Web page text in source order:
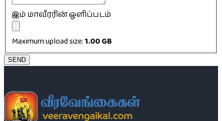
இம் மாவீரரின் ஒளிப்படம்
Maximum upload size:1.00 GB
SEND